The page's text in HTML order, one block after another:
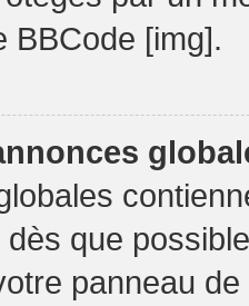
BBCode [img].
que
panneau